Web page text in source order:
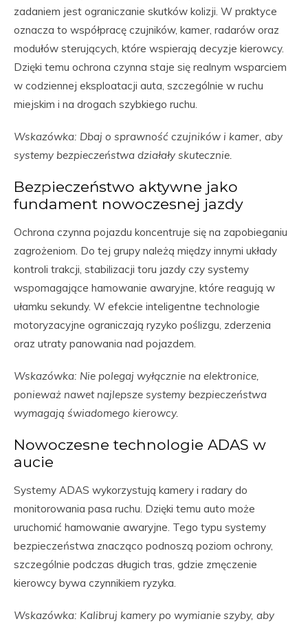
zadaniem jest ograniczanie skutków kolizji. W praktyce
oznacza to współpracę czujników, kamer, radarów oraz
modułów sterujących, które wspierają decyzje kierowcy.
Dzięki temu ochrona czynna staje się realnym wsparciem
w codziennej eksploatacji auta, szczególnie w ruchu
miejskim i na drogach szybkiego ruchu.
Wskazówka: Dbaj o sprawność czujników i kamer, aby
systemy bezpieczeństwa działały skutecznie.
Bezpieczeństwo aktywne jako
fundament nowoczesnej jazdy
Ochrona czynna pojazdu koncentruje się na zapobieganiu
zagrożeniom. Do tej grupy należą między innymi układy
kontroli trakcji, stabilizacji toru jazdy czy systemy
wspomagające hamowanie awaryjne, które reagują w
ułamku sekundy. W efekcie inteligentne technologie
motoryzacyjne ograniczają ryzyko poślizgu, zderzenia
oraz utraty panowania nad pojazdem.
Wskazówka: Nie polegaj wyłącznie na elektronice,
ponieważ nawet najlepsze systemy bezpieczeństwa
wymagają świadomego kierowcy.
Nowoczesne technologie ADAS w
aucie
Systemy ADAS wykorzystują kamery i radary do
monitorowania pasa ruchu. Dzięki temu auto może
uruchomić hamowanie awaryjne. Tego typu systemy
bezpieczeństwa znacząco podnoszą poziom ochrony,
szczególnie podczas długich tras, gdzie zmęczenie
kierowcy bywa czynnikiem ryzyka.
Wskazówka: Kalibruj kamery po wymianie szyby, aby